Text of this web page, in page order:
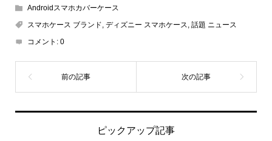
Androidスマホカバーケース
スマホケース ブランド, ディズニー スマホケース, 話題 ニュース
コメント: 0
ピックアップ記事